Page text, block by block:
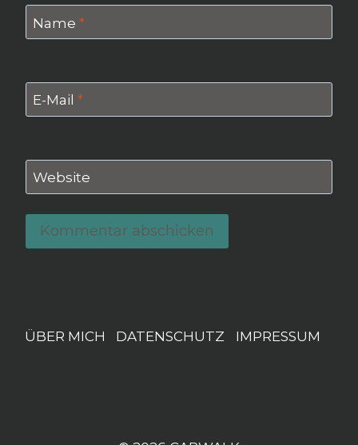
Name *
E-Mail *
Website
ÜBER MICH DATENSCHUTZ IMPRESSUM